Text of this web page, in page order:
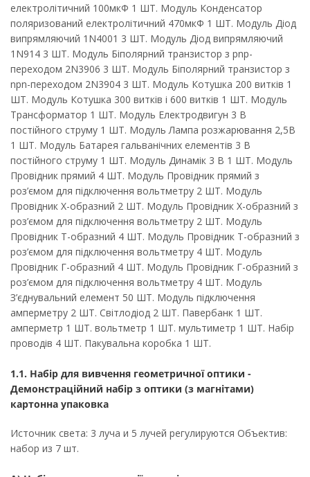
електролітичний 100мкФ 1 ШТ. Модуль Конденсатор
поляризований електролітичний 470мкФ 1 ШТ. Модуль Діод
випрямляючий 1N4001 3 ШТ. Модуль Діод випрямляючий
1N914 3 ШТ. Модуль Біполярний транзистор з pnp-
переходом 2N3906 3 ШТ. Модуль Біполярний транзистор з
npn-переходом 2N3904 3 ШТ. Модуль Котушка 200 витків 1
ШТ. Модуль Котушка 300 витків і 600 витків 1 ШТ. Модуль
Трансформатор 1 ШТ. Модуль Електродвигун 3 В
постійного струму 1 ШТ. Модуль Лампа розжарювання 2,5В
1 ШТ. Модуль Батарея гальванічних елементів 3 В
постійного струму 1 ШТ. Модуль Динамік 3 В 1 ШТ. Модуль
Провідник прямий 4 ШТ. Модуль Провідник прямий з
роз’ємом для підключення вольтметру 2 ШТ. Модуль
Провідник Х-образний 2 ШТ. Модуль Провідник Х-образний з
роз’ємом для підключення вольтметру 2 ШТ. Модуль
Провідник Т-образний 4 ШТ. Модуль Провідник Т-образний з
роз’ємом для підключення вольтметру 4 ШТ. Модуль
Провідник Г-образний 4 ШТ. Модуль Провідник Г-образний з
роз’ємом для підключення вольтметру 4 ШТ. Модуль
З’єднувальний елемент 50 ШТ. Модуль підключення
амперметру 2 ШТ. Світлодіод 2 ШТ. Павербанк 1 ШТ.
амперметр 1 ШТ. вольтметр 1 ШТ. мультиметр 1 ШТ. Набір
проводів 4 ШТ. Пакувальна коробка 1 ШТ.
1.1. Набір для вивчення геометричної оптики -
Демонстраційний набір з оптики (з магнітами)
картонна упаковка
Источник света: 3 луча и 5 лучей регулируются Объектив:
набор из 7 шт.